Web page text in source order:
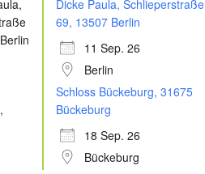
Dicke Paula, Schlieperstraße
69, 13507 Berlin
11 Sep. 26
Berlin
Schloss Bückeburg, 31675
Bückeburg
18 Sep. 26
Bückeburg